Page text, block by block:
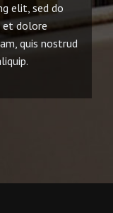
elit, sed do
et dolore
quis nostrud